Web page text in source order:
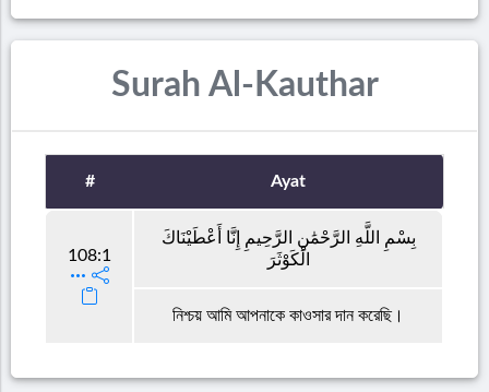
Surah Al-Kauthar
# Ayat
108:1
بِسْمِ اللَّهِ الرَّحْمَٰنِ الرَّحِيمِ إِنَّا أَعْطَيْنَاكَ
الْكَوْثَرَ
নিশ্চয় আমি আপনাকে কাওসার দান করেছি।